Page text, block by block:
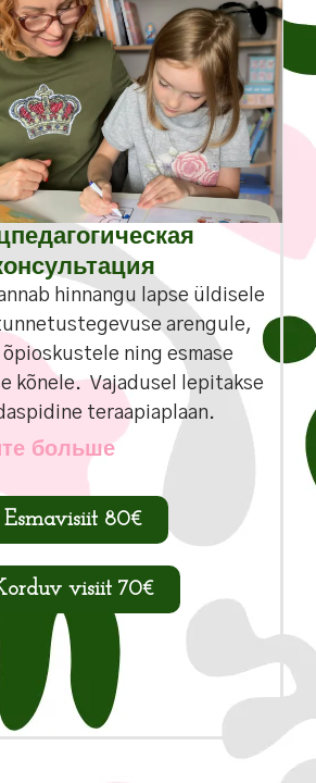
hinnangu lapse üldisele
arengule,
ning esmase
kõnele. Vajadusel lepitakse
teraapiaplaan.
больше
Esmavisiit 80€
visiit 70€